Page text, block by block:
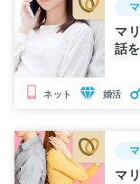
マ
話
ネット 婚活
マ